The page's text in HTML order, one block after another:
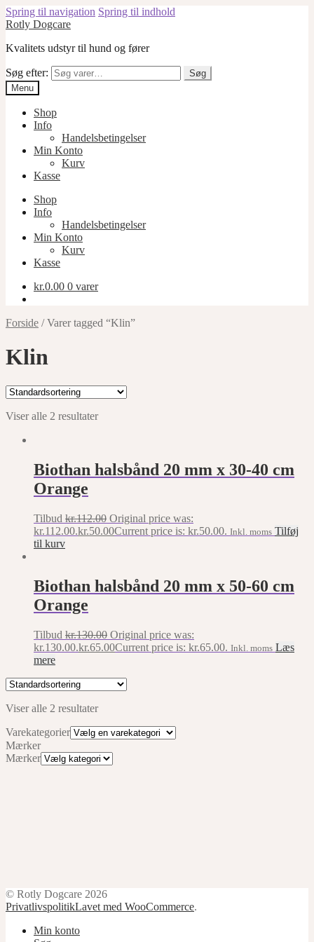
Spring til navigation Spring til indhold
Rotly Dogcare
Kvalitets udstyr til hund og fører
Søg efter:
Søg
Menu
Shop
Info
Handelsbetingelser
Min Konto
Kurv
Kasse
Shop
Info
Handelsbetingelser
Min Konto
Kurv
Kasse
kr.0.00 0 varer
Forside /Varer tagged “Klin”
Klin
Viser alle 2 resultater
Biothan halsbånd 20 mm x 30-40 cm
Orange
Tilbud kr.112.00 Original price was:
kr.112.00.kr.50.00Current price is: kr.50.00. Inkl. moms Tilføj
til kurv
Biothan halsbånd 20 mm x 50-60 cm
Orange
Tilbud kr.130.00 Original price was:
kr.130.00.kr.65.00Current price is: kr.65.00. Inkl. moms Læs
mere
Viser alle 2 resultater
Varekategorier
Mærker
Mærker
© Rotly Dogcare 2026
PrivatlivspolitikLavet med WooCommerce.
Min konto